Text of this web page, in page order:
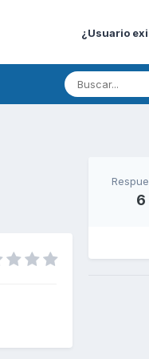
¿Usuario
6